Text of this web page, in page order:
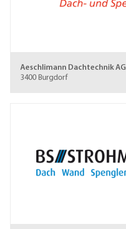
Aeschlimann Dachtechnik AG
3400 Burgdorf